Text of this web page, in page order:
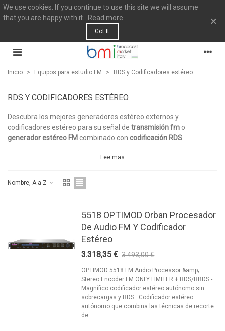
We use cookies. If you continue to use this site we will assume
that you are happy with it.
Read more
Got It
×
Inicio > Equipos para estudio FM > RDS y Codificadores estéreo
RDS Y CODIFICADORES ESTÉREO
Descubra los mejores generadores estéreo externos y
codificadores estéreo para su señal de transmisión fm o
generador estéreo FM combinado con codificación RDS
Lee mas
Nombre, A a Z
5518 OPTIMOD Orban Procesador
De Audio FM Y Codificador
Estéreo
3.318,35 € 3.493,00 €
OPTIMOD 5518 FM Audio Processor &amp;
Stereo Encoder FM ONLY LIMITER + RDS/RBDS -
Magnífico codificador estéreo autónomo sin
sobrecargas y RDS. Codificador estéreo
autónomo que combina las técnicas de recorte
de...